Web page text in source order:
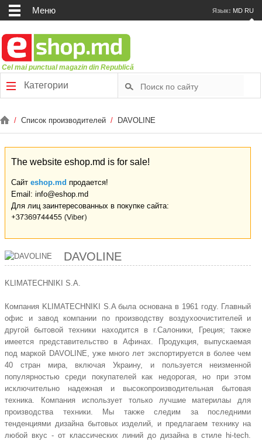
Меню Язык: MD RU
Cel mai punctual magazin din Republică
Категории
/ Список производителей / DAVOLINE
The website eshop.md is for sale!
Сайт eshop.md продается!
Email: info@eshop.md
Для лиц заинтересованных в покупке сайта:
DAVOLINE
KLIMATECHNIKI S.A.
Компания KLIMATECHNIKI S.A была основана в 1961 году. Главный
офис и завод компании по производству воздухоочистителей и
другой бытовой техники находится в г.Салоники, Греция; также
имеется представительство в Афинах. Продукция, выпускаемая
под маркой DAVOLINE, уже много лет экспортируется в более чем
40 стран мира, включая Украину, и пользуется неизменной
популярностью среди покупателей как недорогая, но при этом
исключительно надежная и высокопроизводительная бытовая
техника. Компания использует только лучшие материлаы для
производства техники. Мы также следим за последними
тенденциями дизайна бытовых изделий, и предлагаем технику на
любой вкус - от классических линий до дизайна в стиле hi-tech.